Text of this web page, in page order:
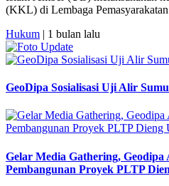
(KKL) di Lembaga Pemasyarakatan
Hukum | 1 bulan lalu
GeoDipa Sosialisasi Uji Alir
Gelar Media Gathering,
Pembangunan Proyek PLTP